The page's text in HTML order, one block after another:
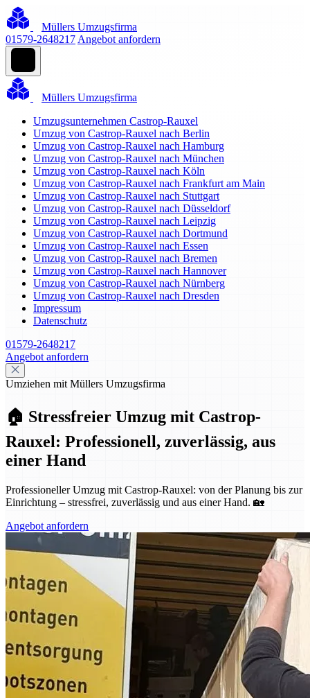
Müllers Umzugsfirma
01579-2648217 Angebot anfordern
Müllers Umzugsfirma
Umzugsunternehmen Castrop-Rauxel
Umzug von Castrop-Rauxel nach Berlin
Umzug von Castrop-Rauxel nach Hamburg
Umzug von Castrop-Rauxel nach München
Umzug von Castrop-Rauxel nach Köln
Umzug von Castrop-Rauxel nach Frankfurt am Main
Umzug von Castrop-Rauxel nach Stuttgart
Umzug von Castrop-Rauxel nach Düsseldorf
Umzug von Castrop-Rauxel nach Leipzig
Umzug von Castrop-Rauxel nach Dortmund
Umzug von Castrop-Rauxel nach Essen
Umzug von Castrop-Rauxel nach Bremen
Umzug von Castrop-Rauxel nach Hannover
Umzug von Castrop-Rauxel nach Nürnberg
Umzug von Castrop-Rauxel nach Dresden
Impressum
Datenschutz
01579-2648217
Angebot anfordern
Umziehen mit Müllers Umzugsfirma
🏠 Stressfreier Umzug mit Castrop-
Rauxel: Professionell, zuverlässig, aus
einer Hand
Professioneller Umzug mit Castrop-Rauxel: von der Planung bis zur
Einrichtung – stressfrei, zuverlässig und aus einer Hand. 🏡
Angebot anfordern